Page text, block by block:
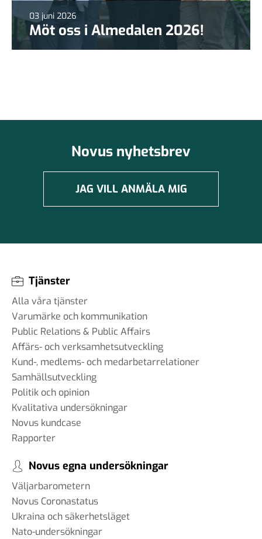
03 juni 2026
Möt oss i Almedalen 2026!
Novus nyhetsbrev
JAG VILL ANMÄLA MIG
Tjänster
Alla våra tjänster
Varumärke och kommunikation
Public Relations & Public Affairs
Affärs- och verksamhetsutveckling
Kund-, medlems- och medarbetarrelationer
Samhällsutveckling
Politik och opinion
Kvalitativa undersökningar
Novus kundcase
Rapporter
Novus egna undersökningar
Väljarbarometern
Novus Coronastatus
Ukraina och säkerhetsläget
Nato-undersökningar